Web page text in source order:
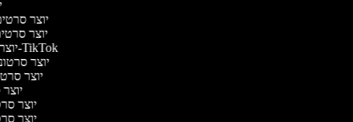
יוצר
יוצר
יוצר סרטונים ל-TikTok
יוצר
יוצר
יוצר
יוצר